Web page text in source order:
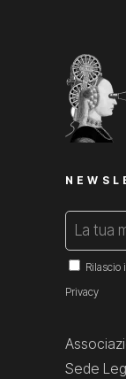
Rilascio
Privacy
Sede